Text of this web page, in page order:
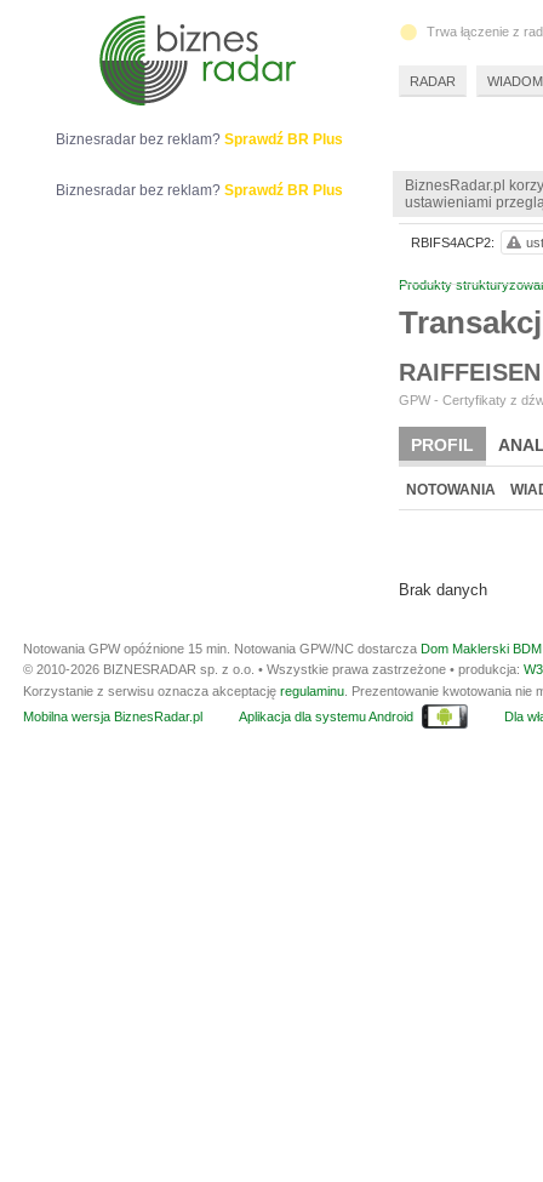
BiznesRadar.pl
ustawieniami
Produkty
GPW - Certyfikaty z
PROFIL
NOTOWANIA
Brak danych
RBIFS4ACP2:
Biznesradar bez reklam? Sprawdź BR Plus
Biznesradar bez reklam? Sprawdź BR Plus
Trwa łączenie z
RADAR
Notowania GPW opóźnione 15 min. Notowania GPW/NC dostarcza Dom Maklerski
© 2010-2026 BIZNESRADAR sp. z o.o. • Wszystkie prawa zastrzeżone • produkcja:
Korzystanie z serwisu oznacza akceptację regulaminu . Prezentowanie kwotowania
Mobilna wersja BiznesRadar.pl
Aplikacja dla systemu Android Dla